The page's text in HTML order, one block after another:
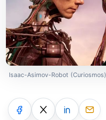
Isaac-Asimov-Robot (Curiosmos)